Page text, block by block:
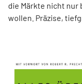
die Märkte nicht
wollen. Präzise,